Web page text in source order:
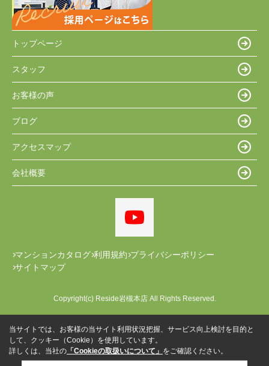
トップページ
スタッフ
お客様の声
ブログ
アクセスマップ
会社概要
マンションカタログ 利用規約 プライバシーポリシー
サイトマップ
Copyright(c) Reside岩槻本店 All Rights Reserved.
当サイトでは、お客様の当サイト利用状況把握、サービス向上検討を目的と
して、クッキー（Cookie）を使用しています。
詳しくは、当社の 「Cookieの取扱いについて」 をご確認ください。